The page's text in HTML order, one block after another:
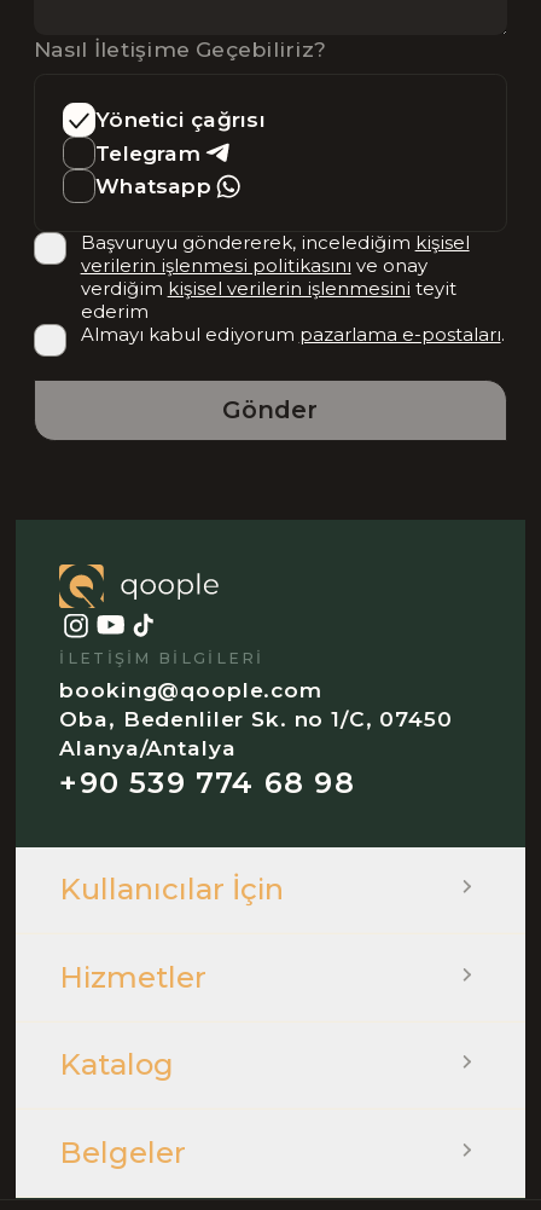
Nasıl İletişime Geçebiliriz?
Yönetici çağrısı
Telegram
Whatsapp
Başvuruyu göndererek, incelediğim kişisel
verilerin işlenmesi politikasını ve onay
verdiğim kişisel verilerin işlenmesini teyit
ederim
Almayı kabul ediyorum pazarlama e-postaları.
Gönder
İLETIŞIM BILGILERI
booking@qoople.com
Oba, Bedenliler Sk. no 1/C, 07450
Alanya/Antalya
+90 539 774 68 98
Kullanıcılar İçin
Hizmetler
Katalog
Belgeler